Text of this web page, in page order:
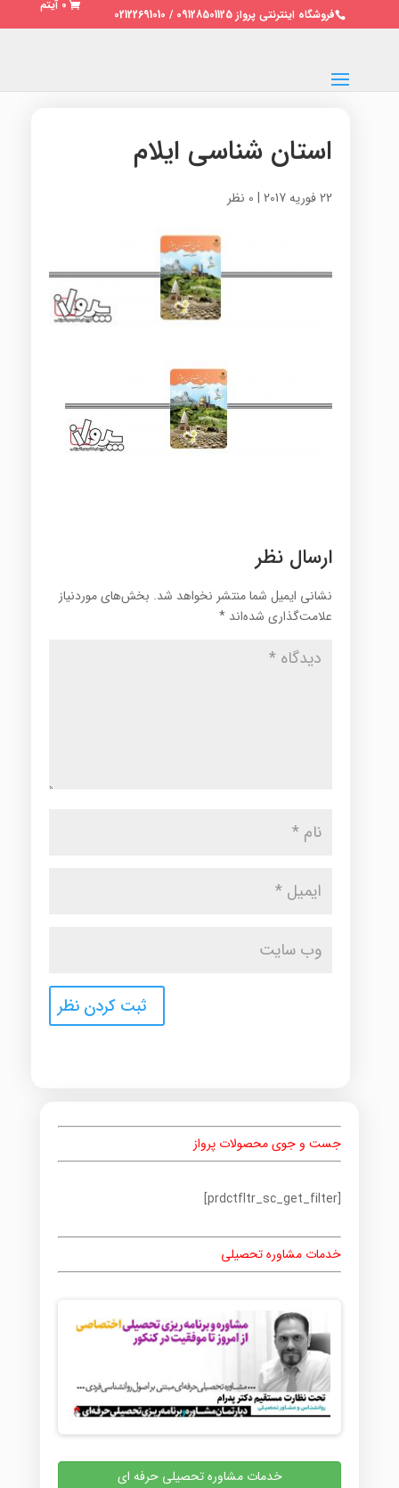
فروشگاه اینترنتی پرواز 09128501125 / 02122691010
0 آیتم
استان شناسی ایلام
22 فوریه 2017 | 0 نظر
ارسال نظر
نشانی ایمیل شما منتشر نخواهد شد. بخش‌های موردنیاز
علامت‌گذاری شده‌اند *
جست و جوی محصولات پرواز
[prdctfltr_sc_get_filter]
خدمات مشاوره تحصیلی
خدمات مشاوره تحصیلی حرفه ای